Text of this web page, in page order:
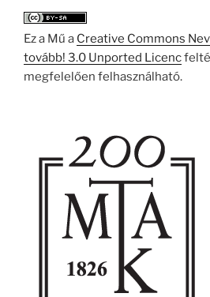
Ez a Mű a Creative Commons
tovább! 3.0 Unported Licenc
megfelelően felhasználható.